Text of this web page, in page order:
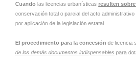
Cuando las licencias urbanísticas resulten
conservación total o parcial del acto
por aplicación de la legislación estatal.
El procedimiento para la concesión de licencia
de los demás documentos indispensables para